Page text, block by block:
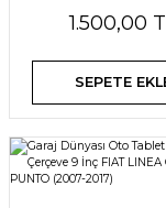
1.500,00
SEPETE